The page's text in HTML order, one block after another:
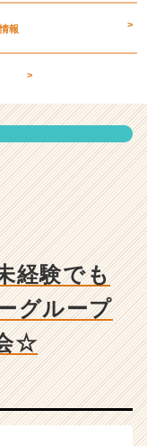
報 >
>
経験でも
グループ
☆